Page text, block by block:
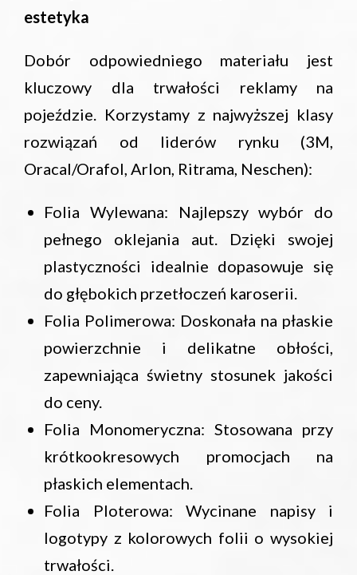
estetyka
Dobór odpowiedniego materiału jest
kluczowy dla trwałości reklamy na
pojeździe. Korzystamy z najwyższej klasy
rozwiązań od liderów rynku (3M,
Oracal/Orafol, Arlon, Ritrama, Neschen):
Folia Wylewana: Najlepszy wybór do
pełnego oklejania aut. Dzięki swojej
plastyczności idealnie dopasowuje się
do głębokich przetłoczeń karoserii.
Folia Polimerowa: Doskonała na płaskie
powierzchnie i delikatne obłości,
zapewniająca świetny stosunek jakości
do ceny.
Folia Monomeryczna: Stosowana przy
krótkookresowych promocjach na
płaskich elementach.
Folia Ploterowa: Wycinane napisy i
logotypy z kolorowych folii o wysokiej
trwałości.